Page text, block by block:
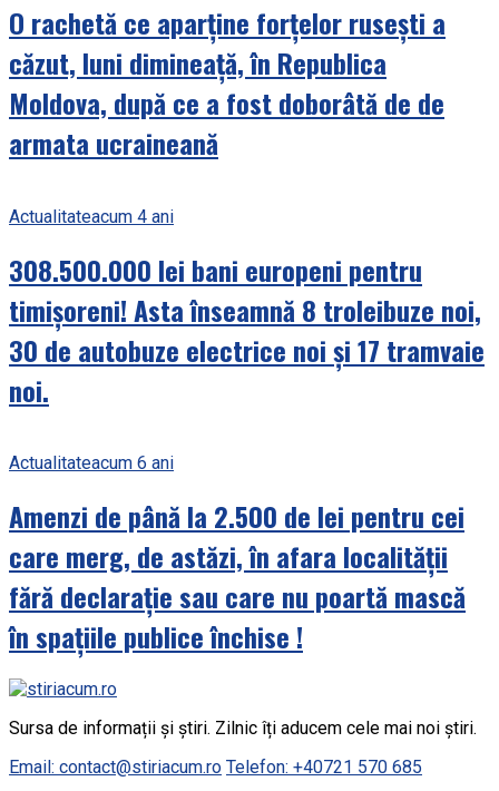
O rachetă ce aparține forțelor rusești a
căzut, luni dimineață, în Republica
Moldova, după ce a fost doborâtă de de
armata ucraineană
Actualitateacum 4 ani
308.500.000 lei bani europeni pentru
timișoreni! Asta înseamnă 8 troleibuze noi,
30 de autobuze electrice noi și 17 tramvaie
noi.
Actualitateacum 6 ani
Amenzi de până la 2.500 de lei pentru cei
care merg, de astăzi, în afara localității
fără declarație sau care nu poartă mască
în spațiile publice închise !
Sursa de informații și știri. Zilnic îți aducem cele mai noi știri.
Email: contact@stiriacum.ro Telefon: +40721 570 685